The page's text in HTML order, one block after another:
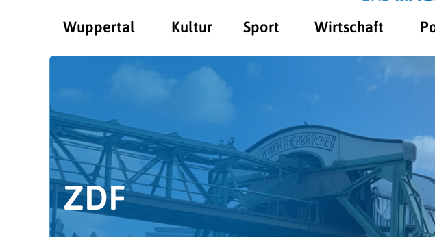
Wuppertal Kultur Sport Wirtschaft
ZDF